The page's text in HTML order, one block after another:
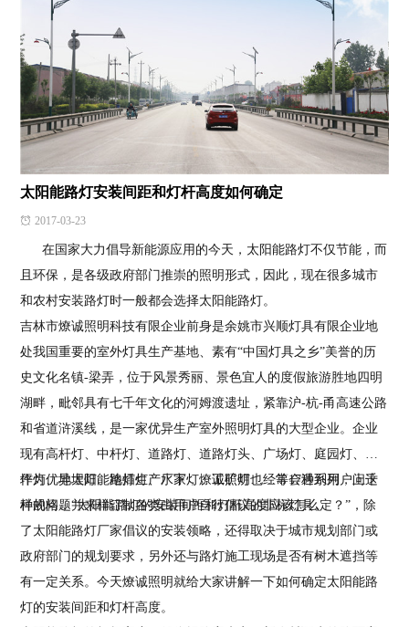
太阳能路灯安装间距和灯杆高度如何确定
2017-03-23
在国家大力倡导新能源应用的今天，太阳能路灯不仅节能，而
且环保，是各级政府部门推崇的照明形式，因此，现在很多城市
和农村安装路灯时一般都会选择太阳能路灯。
吉林市燎诚照明科技有限企业前身是余姚市兴顺灯具有限企业地
处我国重要的室外灯具生产基地、素有“中国灯具之乡”美誉的历
史文化名镇-梁弄，位于风景秀丽、景色宜人的度假旅游胜地四明
湖畔，毗邻具有七千年文化的河姆渡遗址，紧靠沪-杭-甬高速公路
和省道浒溪线，是一家优异生产室外照明灯具的大型企业。企业
现有高杆灯、中杆灯、道路灯、道路灯头、广场灯、庭园灯、草
坪灯、地埋灯、地插灯、水下灯、工矿灯……等17种系列，上千
种规格，并来样订制各类由用户自行倡议的非标灯具。
作为优异太阳能路灯生产厂家，燎诚照明也经常会遇到用户问这
样的问题“太阳能路灯的安装间距和灯杆高度应该怎么定？”，除
了太阳能路灯厂家倡议的安装领略，还得取决于城市规划部门或
政府部门的规划要求，另外还与路灯施工现场是否有树木遮挡等
有一定关系。今天燎诚照明就给大家讲解一下如何确定太阳能路
灯的安装间距和灯杆高度。